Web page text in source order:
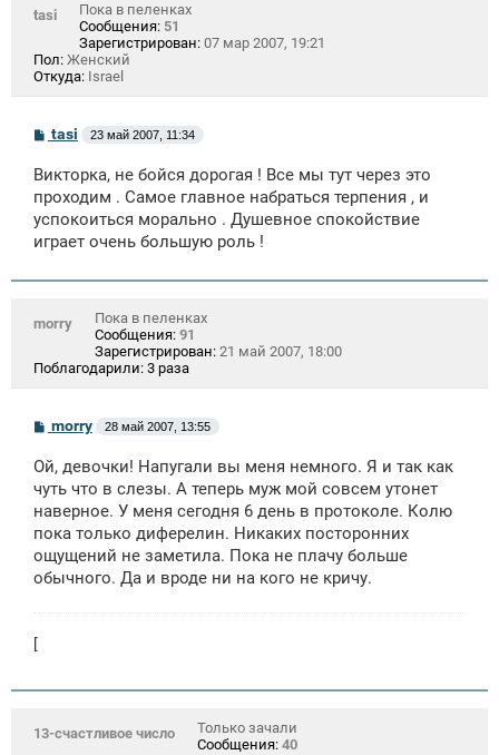
tasi
Пока в пеленках
Сообщения: 51
Зарегистрирован: 07 мар 2007, 19:21
Пол: Женский
Откуда: Israel
С
б
щ
е
н
и
tasi 23 май 2007, 11:34
Викторка, не бойся дорогая ! Все мы тут через это
проходим . Самое главное набраться терпения , и
успокоиться морально . Душевное спокойствие
играет очень большую роль !
morry
Пока в пеленках
Сообщения: 91
Зарегистрирован: 21 май 2007, 18:00
Поблагодарили: 3 раза
С
б
щ
е
н
и
morry 28 май 2007, 13:55
Ой, девочки! Напугали вы меня немного. Я и так как
чуть что в слезы. А теперь муж мой совсем утонет
наверное. У меня сегодня 6 день в протоколе. Колю
пока только диферелин. Никаких посторонних
ощущений не заметила. Пока не плачу больше
обычного. Да и вроде ни на кого не кричу.
[
13-счастливое число
Только зачали
Сообщения: 40